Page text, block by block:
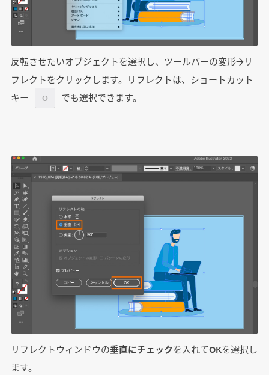
反転させたいオブジェクトを選択し、ツールバーの変形→リ
フレクトをクリックします。リフレクトは、ショートカット
キー
O でも選択できます。
リフレクトウィンドウの垂直にチェックを入れてOKを選択し
ます。